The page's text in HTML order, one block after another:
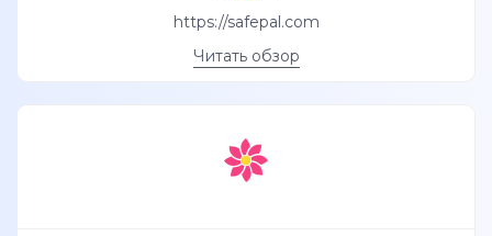
https://safepal.com
Читать обзор